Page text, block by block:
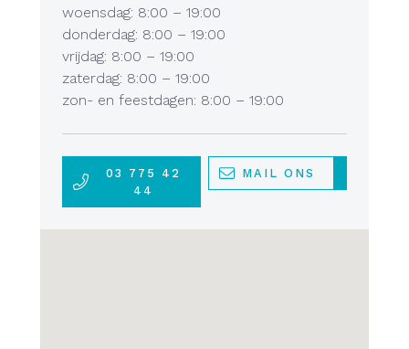
woensdag: 8:00 – 19:00
donderdag: 8:00 – 19:00
vrijdag: 8:00 – 19:00
zaterdag: 8:00 – 19:00
zon- en feestdagen: 8:00 – 19:00
03 775 42
44
MAIL ONS